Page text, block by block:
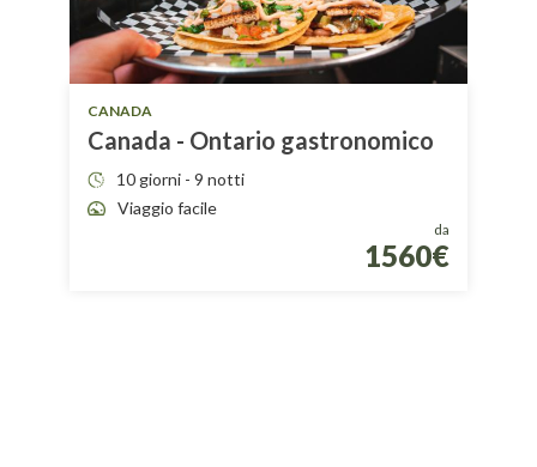
CANADA
Canada - Ontario gastronomico
10 giorni - 9 notti
Viaggio facile
da
1560€